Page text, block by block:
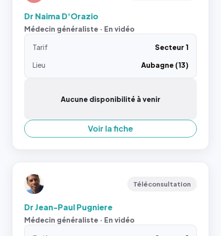
Dr Naima D'Orazio
Médecin généraliste · En vidéo
Tarif
Secteur 1
Lieu
Aubagne (13)
Aucune disponibilité à venir
Voir la fiche
Téléconsultation
Dr Jean-Paul Pugniere
Médecin généraliste · En vidéo